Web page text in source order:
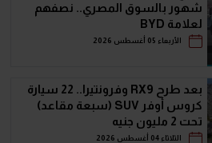
شهور بالسوق المصري.. نصفهم
لعلامة BYD
الأربعاء 05 أغسطس 2026
بعد طرح RX9 وفرونتيرا.. 22 سيارة
كروس أوفر SUV (سبعة مقاعد)
تحت 2 مليون جنيه
الثلاثاء 04 أغسطس 2026